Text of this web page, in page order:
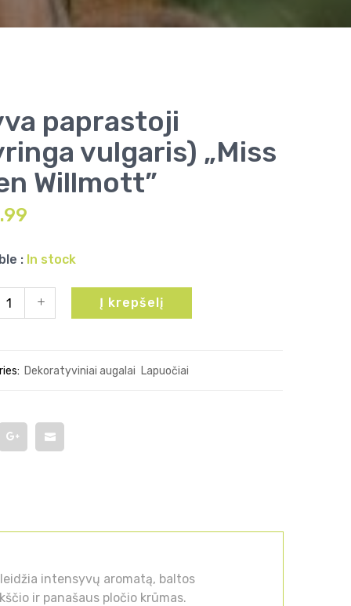
paprastoji
vulgaris) „Miss
Willmott”
: In stock
Į krepšelį
Dekoratyviniai augalai Lapuočiai
intensyvų aromatą, baltos
ir panašaus pločio krūmas.